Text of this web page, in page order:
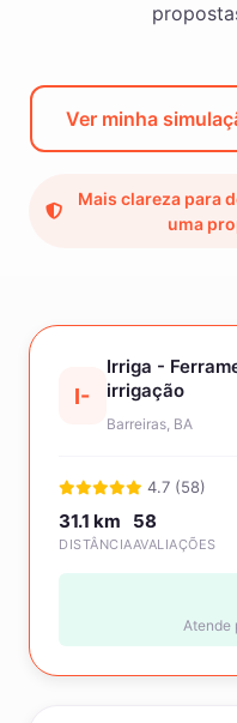
I-
Irriga -
irrigação
Barreiras, BA
4.7 (58)
31.1 km
DISTÂNCIA
58
AVALIAÇÕES
Atende
Ver minha
Mais clareza para
uma